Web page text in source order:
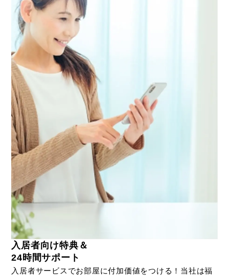
入居者向け特典＆
24時間サポート
入居者サービスでお部屋に付加価値をつける！当社は福